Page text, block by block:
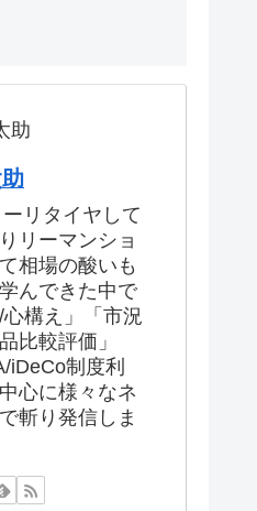
リタイヤして
リーマンショ
相場の酸いも
んできた中で
心構え」「市況
比較評価」
iDeCo制度利
心に様々なネ
斬り発信しま